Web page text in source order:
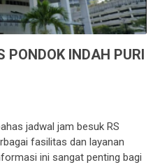
INDAH PURI
jadwal jam besuk RS
fasilitas dan layanan
ini sangat penting bagi